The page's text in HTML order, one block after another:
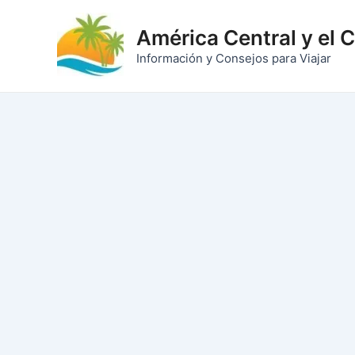
contenido
América Central y el
Información y Consejos para Viajar